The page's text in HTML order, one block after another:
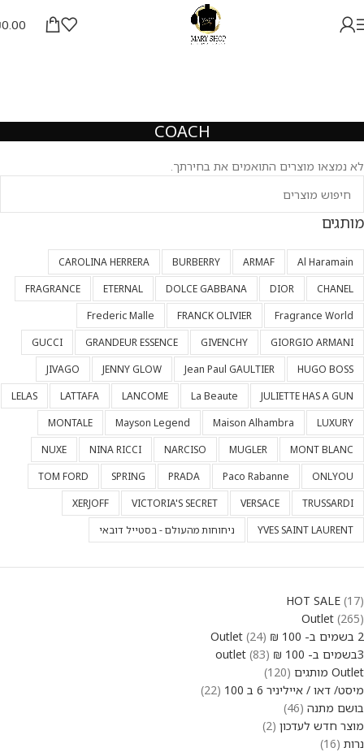
0.00
COACH
לא נמצאו מוצרים התואמים את בחירתך.
מותגים
Al Haramain
ARMAF
BURBERRY
CAROLINA HERRERA
CHANEL
DIOR
DOLCE GABBANA
ETERNAL
FRAGRANCE
Fragrance World
FRANCK OLIVIER
Frederic Malle
GIORGIO ARMANI
GIVENCHY
GRANDEUR ESSENCE
GUCCI
HUGO BOSS
Jean Paul GAULTIER
JENNY GLOW
JIVAGO
JULIETTE HAS A GUN
La Beaute
LANCOME
LATTAFA
LELAS
LUXURY
Maison Alhambra
Mayson Legend
MONTALE
MONT BLANC
MUGLER
NARCISO
NINA RICCI
NUXE
ONLYOU
Paco Rabanne
PRADA
SPRING
TOM FORD
TRUSSARDI
VERSACE
VICTORIA'S SECRET
XERJOFF
YVES SAINT LAURENT
ניחוחות מהעולם - בסטייל דובאי
HOT SALE 17
Outlet 265
2 בשמים ב- 100 ₪ Outlet
24
3בשמים ב- 100 ₪ outlet
83
Outlet מותגים
120
מיסט/ דאו / אייליניר 6 ב 100
22
בושם מתנה 46
מוצר חדש לעדכון 2
נרות 16